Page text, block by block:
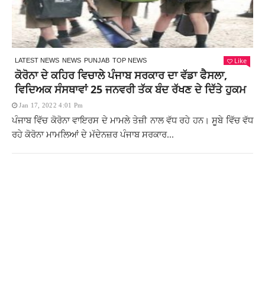
LATEST NEWS NEWS PUNJAB TOP NEWS Like
ਕੋਰੋਨਾ ਦੇ ਕਹਿਰ ਵਿਚਾਲੇ ਪੰਜਾਬ ਸਰਕਾਰ ਦਾ ਵੱਡਾ ਫੈਸਲਾ,
ਵਿਦਿਅਕ ਸੰਸਥਾਵਾਂ 25 ਜਨਵਰੀ ਤੱਕ ਬੰਦ ਰੱਖਣ ਦੇ ਦਿੱਤੇ ਹੁਕਮ
Jan 17, 2022 4:01 Pm
ਪੰਜਾਬ ਵਿੱਚ ਕੋਰੋਨਾ ਵਾਇਰਸ ਦੇ ਮਾਮਲੇ ਤੇਜ਼ੀ ਨਾਲ ਵੱਧ ਰਹੇ ਹਨ। ਸੂਬੇ ਵਿੱਚ ਵੱਧ
ਰਹੇ ਕੋਰੋਨਾ ਮਾਮਲਿਆਂ ਦੇ ਮੱਦੇਨਜ਼ਰ ਪੰਜਾਬ ਸਰਕਾਰ...